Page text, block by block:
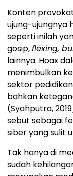
Konten
ujung-ujungnya
seperti inilah
gosip,flexing,
lainnya. Hoax
menimbulkan
sektor
bahkan
(Syahputra,
sebut sebagai
siber yang sulit
Tak hanya di
sudah